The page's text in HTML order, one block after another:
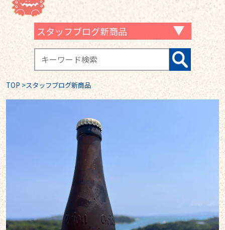
スタッフブログ新商品
TOP >スタッフブログ新商品